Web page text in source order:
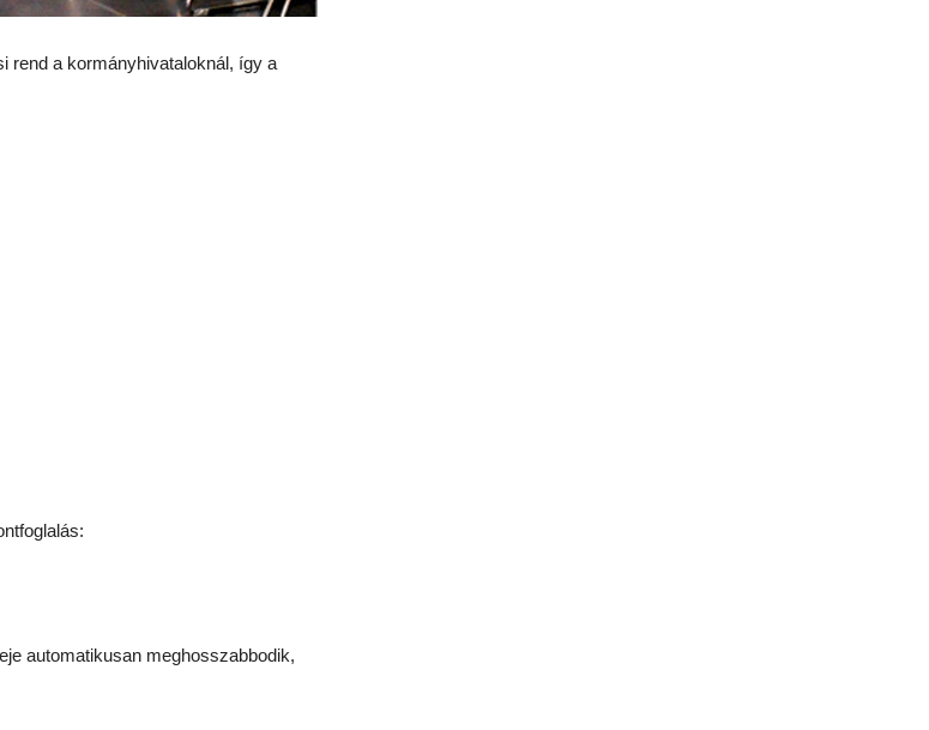
rend a kormányhivataloknál, így a
automatikusan meghosszabbodik,